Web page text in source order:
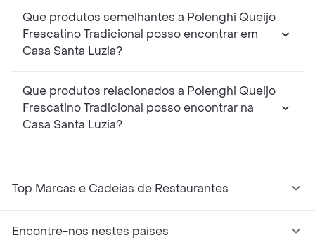
Que produtos semelhantes a Polenghi Queijo
Frescatino Tradicional posso encontrar em
Casa Santa Luzia?
Que produtos relacionados a Polenghi Queijo
Frescatino Tradicional posso encontrar na
Casa Santa Luzia?
Top Marcas e Cadeias de Restaurantes
Encontre-nos nestes países